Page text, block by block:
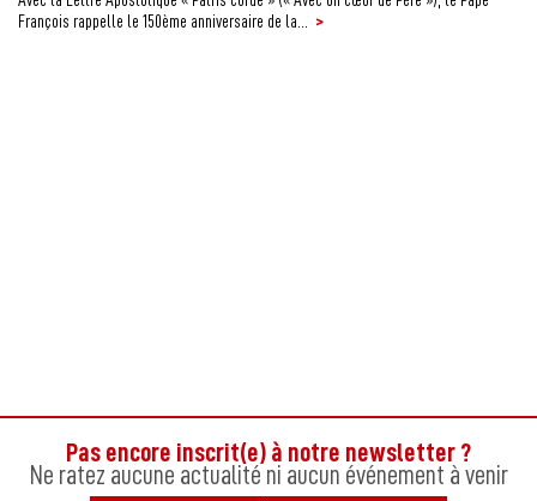
François rappelle le 150ème anniversaire de la...
>
Pas encore inscrit(e) à notre newsletter ?
Ne ratez aucune actualité ni aucun événement à venir